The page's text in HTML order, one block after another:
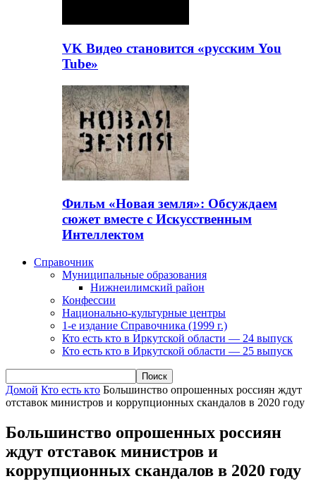
VK Видео становится «русским You
Tube»
Фильм «Новая земля»: Обсуждаем
сюжет вместе с Искусственным
Интеллектом
Справочник
Муниципальные образования
Нижнеилимский район
Конфессии
Национально-культурные центры
1-е издание Справочника (1999 г.)
Кто есть кто в Иркутской области — 24 выпуск
Кто есть кто в Иркутской области — 25 выпуск
Домой Кто есть кто Большинство опрошенных россиян ждут
отставок министров и коррупционных скандалов в 2020 году
Большинство опрошенных россиян
ждут отставок министров и
коррупционных скандалов в 2020 году